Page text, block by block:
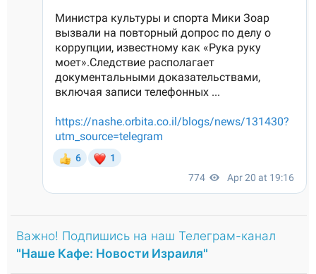
Важно! Подпишись на наш Телеграм-канал
"Наше Кафе: Новости Израиля"